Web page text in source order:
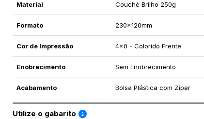
Material Couché Brilho 250g
Formato 230x120mm
Cor de Impressão 4x0 - Colorido Frente
Enobrecimento Sem Enobrecimento
Acabamento Bolsa Plástica com Zíper
Utilize o gabarito Saiba como utilizar os nossos gabaritos